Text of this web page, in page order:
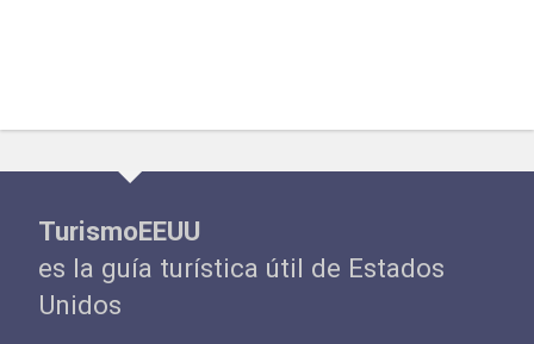
TurismoEEUU
es la guía turística útil de Estados
Unidos